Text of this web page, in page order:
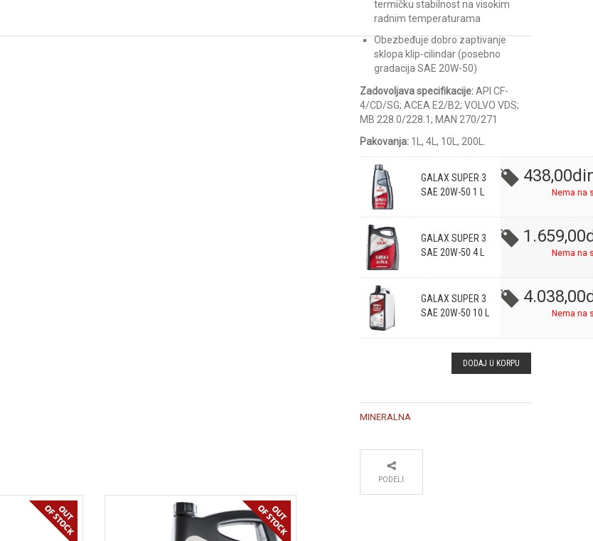
termičku stabilnost na visokim
radnim temperaturama
Obezbeđuje dobro zaptivanje
sklopa klip-cilindar (posebno
gradacija SAE 20W-50)
Zadovoljava specifikacije:API CF-
4/CD/SG; ACEA E2/B2; VOLVO VDS;
MB 228.0/228.1; MAN 270/271
Pakovanja:1L, 4L, 10L, 200L.
GALAX SUPER 3
SAE 20W-50 1 L
438,00
Nema na
GALAX SUPER 3
SAE 20W-50 4 L
1.659,00
Nema na
GALAX SUPER 3
SAE 20W-50 10 L
4.038,00
Nema na
DODAJ U KORPU
MINERALNA
PODELI